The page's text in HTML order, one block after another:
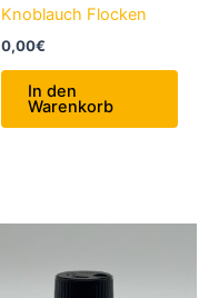
Knoblauch Flocken
0,00€
In den
Warenkorb